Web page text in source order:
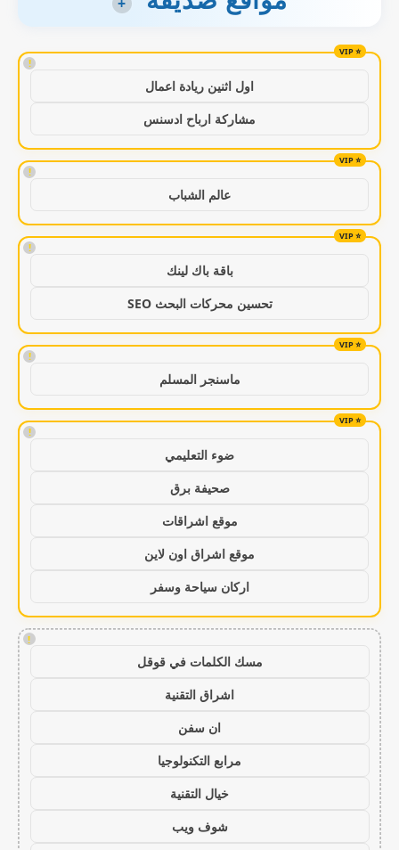
!
اول اثنين ريادة اعمال
مشاركة ارباح ادسنس
!
عالم الشباب
!
باقة باك لينك
تحسين محركات البحث SEO
!
ماسنجر المسلم
!
ضوء التعليمي
صحيفة برق
موقع اشراقات
موقع اشراق اون لاين
اركان سياحة وسفر
!
مسك الكلمات في قوقل
اشراق التقنية
ان سفن
مرابع التكنولوجيا
خيال التقنية
شوف ويب